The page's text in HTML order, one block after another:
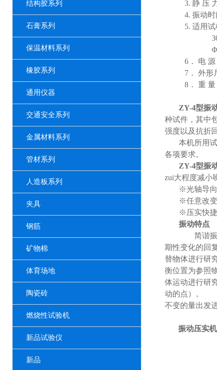
结构胶系列
石膏系列
保温材料系列
橡胶系列
通用仪器
交通安全系列
金属材料系列
管材系列
人造板系列
夹具
钢筋
矿物棉
体育场地
陶瓷砖
燃烧性试验机
新品试验仪
新品
3. 静 压
4. 振动
5. 适用
Φ
6 ． 电 源
7 ．
外形
8 ． 重 量
ZY-4型振
种试件，其中
强度以及抗折
本机所用
各项要求。
ZY-4型振
zui大程度减小
※光轴导
※任意改
※压实快
振动特点
简谐振
期性变化的回
替物体进行研
衡位置为参照
体运动进行研
动的点）。
不变的量出发
振动压实机